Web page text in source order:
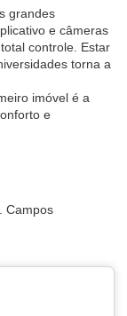
grandes
e câmeras
controle. Estar
torna a
imóvel é a
e
Campos